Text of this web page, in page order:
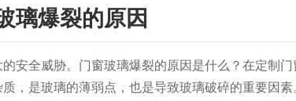
璃爆裂的原因
安全威胁。门窗玻璃爆裂的原因是什么？在定制
，是玻璃的薄弱点，也是导致玻璃破碎的重要因